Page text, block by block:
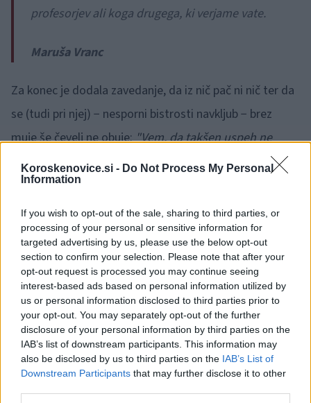
Koroskenovice.si - Do Not Process My Personal
Information
If you wish to opt-out of the sale, sharing to third parties, or
processing of your personal or sensitive information for
targeted advertising by us, please use the below opt-out
section to confirm your selection. Please note that after your
opt-out request is processed you may continue seeing
interest-based ads based on personal information utilized by
us or personal information disclosed to third parties prior to
your opt-out. You may separately opt-out of the further
disclosure of your personal information by third parties on the
IAB’s list of downstream participants. This information may
also be disclosed by us to third parties on the IAB’s List of
Downstream Participants that may further disclose it to other
profesorjev ali koga drugega, ki verjame vate.
Maruša Vranc
Za konec je dodala zavedanje, da iz nič pač ni nič ter da
se (tudi pri njej) − nesporni bistrosti navkljub − brez
muje še čevelj ne obuje:"Vem, da takšen uspeh ne
pade z neba, ampak je potrebno veliko napora, da ga
dosežemo. Zato vsem bodočim maturantom želim
veliko uspeha in upam, da najdejo vsak svoj recept za
uspeh."
Vir: FB Srednja šola Slovenj Gradec in Muta
Opozorilo:Po 297. členu Kazenskega zakonika je
posameznik kazensko odgovoren za javno spodbujanje
sovraštva, nasilja ali nestrpnosti. Komentarji z žaljivimi,